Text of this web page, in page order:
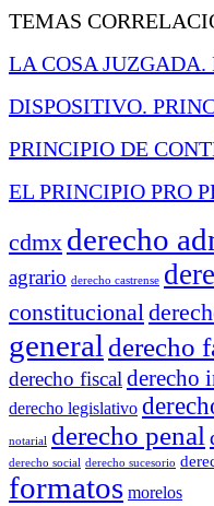
TEMAS
LA COSA
DISPOSITIVO.
PRINCIPIO DE
EL PRINCIPIO PRO
cdmx derecho
agrario derecho castrense
constitucional
general derecho
derecho fiscal derecho
derecho legislativo
notarial derecho penal
derecho social derecho sucesorio
formatos morelos